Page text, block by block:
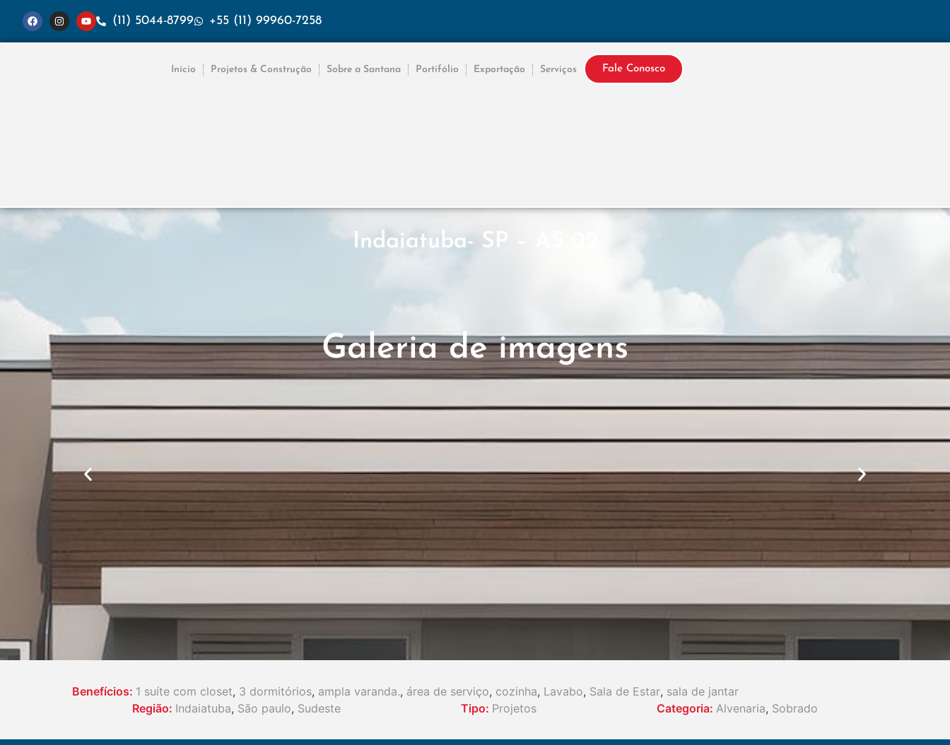
(11) 5044-8799 +55 (11) 99960-7258
Início Projetos & Construção Sobre a Santana Portifólio Exportação Serviços Fale Conosco
Indaiatuba- SP – AS 02
Galeria de imagens
Benefícios: 1 suíte com closet, 3 dormitórios, ampla varanda., área de serviço, cozinha, Lavabo, Sala de Estar, sala de jantar
Região: Indaiatuba, São paulo, Sudeste Tipo: Projetos Categoria: Alvenaria, Sobrado